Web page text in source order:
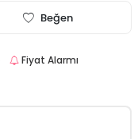
Beğen
Fiyat Alarmı